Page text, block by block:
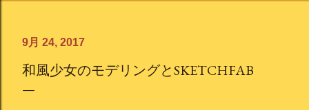
9月 24, 2017
和風少女のモデリングとSKETCHFAB